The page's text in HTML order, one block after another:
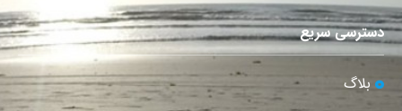
دسترسی سریع
بلاگ